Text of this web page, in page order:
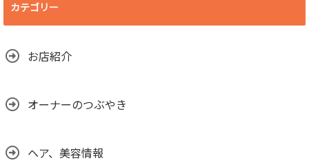
カテゴリー
お店紹介
オーナーのつぶやき
ヘア、美容情報